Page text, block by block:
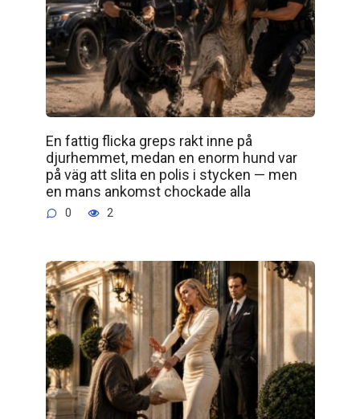
En fattig flicka greps rakt inne på
djurhemmet, medan en enorm hund var
på väg att slita en polis i stycken — men
en mans ankomst chockade alla
0 2